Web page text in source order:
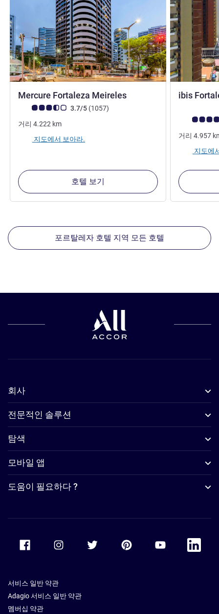
Mercure Fortaleza Meireles
고객 평점 (ALL 평가)
3.7/5 (1057리뷰
)
거리 4.222 km
지도에서 보아라.
호텔 보기
ibis
고객 평점
거리 4.957
지도에
포르탈레자 호텔 지역 모든 호텔
회사
전문적인 솔루션
탐색
모바일 앱
도움이 필요하다 ?
Accor Facebook Accor TwitterAccor PinterestAccor Youtube
Accor
서비스 일반 약관
Adagio 서비스 일반 약관
멤버십 약관